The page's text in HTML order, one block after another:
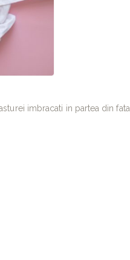
imbracati in partea din fata.